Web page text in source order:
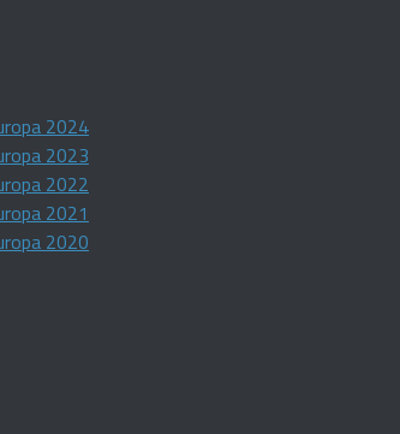
2024
2023
2022
2021
2020